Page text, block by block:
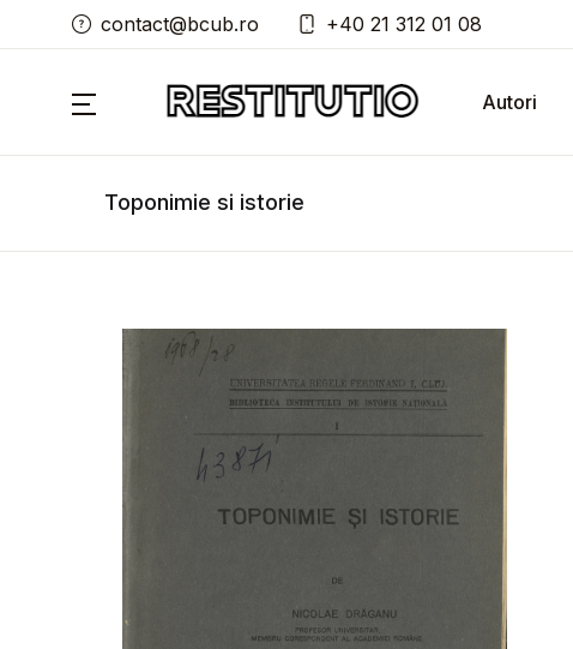
contact@bcub.ro +40 21 312 01 08
Autori
Toponimie si istorie